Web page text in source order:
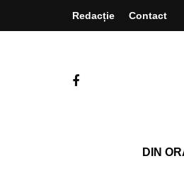
Redacție Contact
DIN